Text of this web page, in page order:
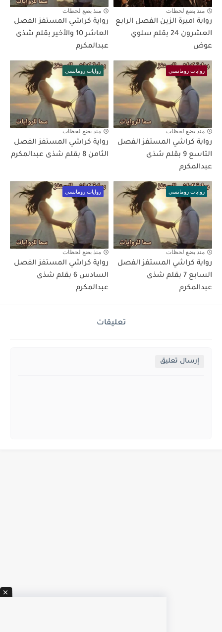
منذ بضع لحظات
رواية اميرة الزين الفصل الرابع
العشرون 24 بقلم سلوي
عوض
منذ بضع لحظات
رواية كراشي المستفز الفصل
العاشر 10 والأخير بقلم شذى
عبدالمكرم
روايات رومانسي
منذ بضع لحظات
رواية كراشي المستفز الفصل
التاسع 9 بقلم شذى
عبدالمكرم
روايات رومانسي
منذ بضع لحظات
رواية كراشي المستفز الفصل
الثامن 8 بقلم شذى عبدالمكرم
روايات رومانسي
منذ بضع لحظات
رواية كراشي المستفز الفصل
السابع 7 بقلم شذى
عبدالمكرم
روايات رومانسي
منذ بضع لحظات
رواية كراشي المستفز الفصل
السادس 6 بقلم شذى
عبدالمكرم
تعليقات
إرسال تعليق